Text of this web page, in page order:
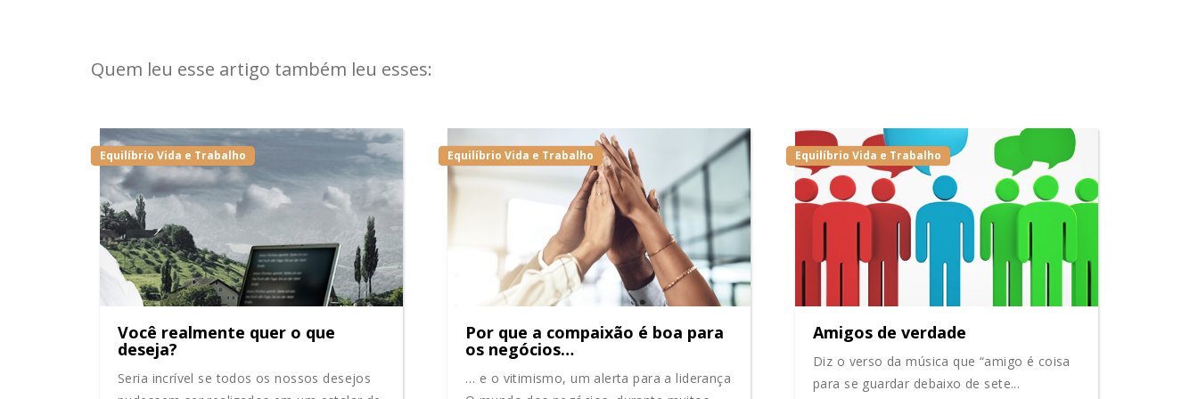
Quem leu esse artigo também leu esses:
Equilíbrio Vida e Trabalho
Você realmente quer o que
deseja?
Seria incrível se todos os nossos desejos
Equilíbrio Vida e Trabalho
Por que a compaixão é boa para
os negócios…
… e o vitimismo, um alerta para a liderança
Equilíbrio Vida e Trabalho
Amigos de verdade
Diz o verso da música que “amigo é coisa
para se guardar debaixo de sete...